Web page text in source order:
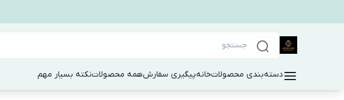
دسته‌بندی محصولاتخانهپیگیری سفارشهمه محصولاتنکته بسیار مهم